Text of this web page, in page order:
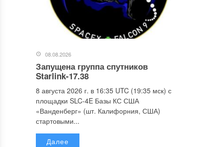
08.08.2026
Запущена группа спутников
Starlink-17.38
8 августа 2026 г. в 16:35 UTC (19:35 мск) с
площадки SLC-4E Базы КС США
«Ванденберг» (шт. Калифорния, США)
стартовыми...
Далее